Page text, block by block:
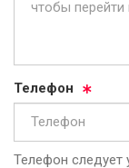
Те­ле­фон
Телефон